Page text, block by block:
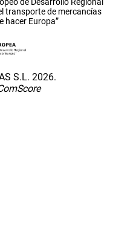
transporte de mercancías
hacer Europa”
S.L. 2026.